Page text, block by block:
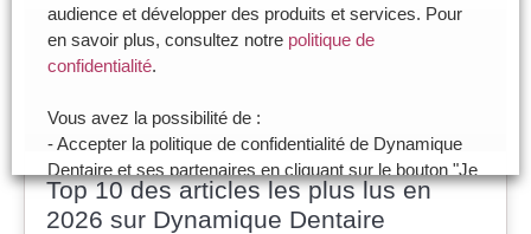
Top 10 des articles les plus lus en
2026 sur Dynamique Dentaire
audience et développer des produits et services. Pour
en savoir plus, consultez notre politique de
confidentialité.
Vous avez la possibilité de :
- Accepter la politique de confidentialité de Dynamique
Dentaire et ses partenaires en cliquant sur le bouton "Je
certifie être un professionnel de santé et accepte la
politique de confidentialité"